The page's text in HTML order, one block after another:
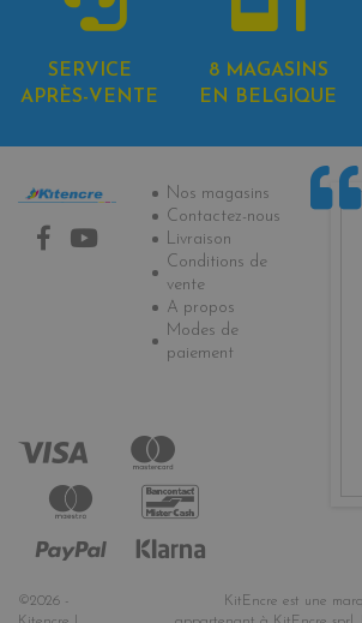
SERVICE
APRÈS-VENTE
8 MAGASINS
EN BELGIQUE
Informations
Nos magasins
Contactez-nous
Livraison
Conditions de
vente
A propos
Modes de
paiement
©2026 -
KitEncre est une